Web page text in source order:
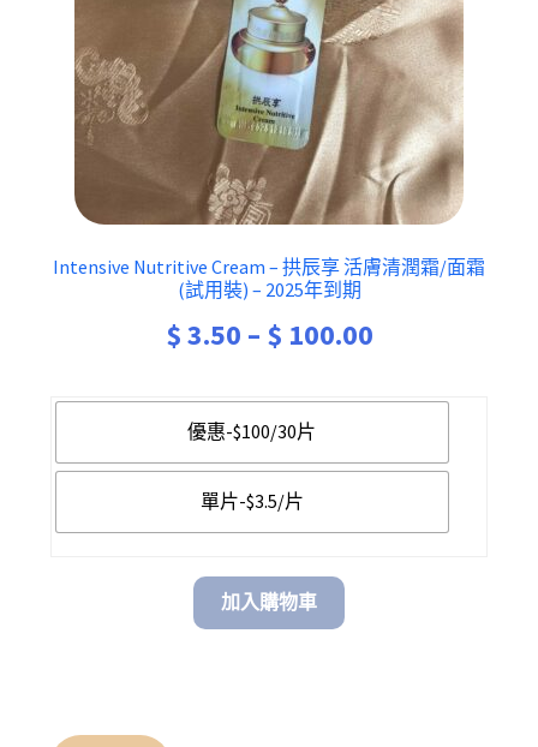
Intensive Nutritive Cream – 拱辰享 活膚清潤霜/面霜
(試用裝) – 2025年到期
$3.50 – $ 100.00Price
through
優惠-$100/30片
單片-$3.5/片
加入購物車